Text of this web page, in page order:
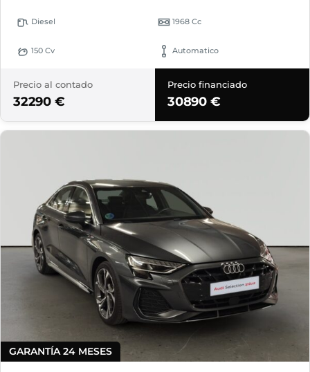
Diesel 1968 Cc
150 Cv Automatico
Precio financiado
30890 €
Precio al contado
32290 €
GARANTÍA 24 MESES